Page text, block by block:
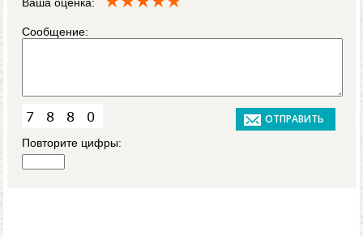
Ваша оценка:
Сообщение:
Повторите цифры: